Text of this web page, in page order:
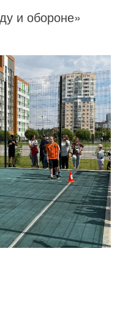
и обороне»